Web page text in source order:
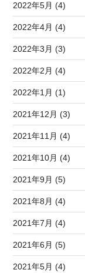
2022年5月 (4)
2022年4月 (4)
2022年3月 (3)
2022年2月 (4)
2022年1月 (1)
2021年12月 (3)
2021年11月 (4)
2021年10月 (4)
2021年9月 (5)
2021年8月 (4)
2021年7月 (4)
2021年6月 (5)
2021年5月 (4)